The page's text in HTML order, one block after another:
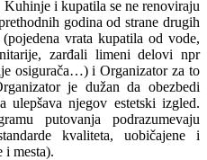
i kupatila se ne renoviraju
godina od strane drugih
vrata kupatila od vode,
zarđali limeni delovi npr
osigurača…) i Organizator za to
je dužan da obezbedi
ulepšava njegov estetski izgled.
putovanja podrazumevaju
kvaliteta, uobičajene i
i mesta).